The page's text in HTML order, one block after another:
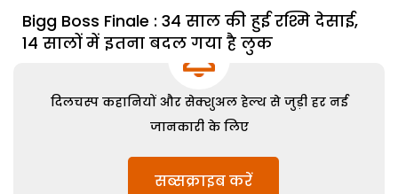
Bigg Boss Finale : 34 साल की हुई रश्मि देसाई,
14 सालों में इतना बदल गया है लुक
दिलचस्प कहानियों और सेक्शुअल हेल्थ से जुड़ी हर नई
जानकारी के लिए
सब्सक्राइब करें